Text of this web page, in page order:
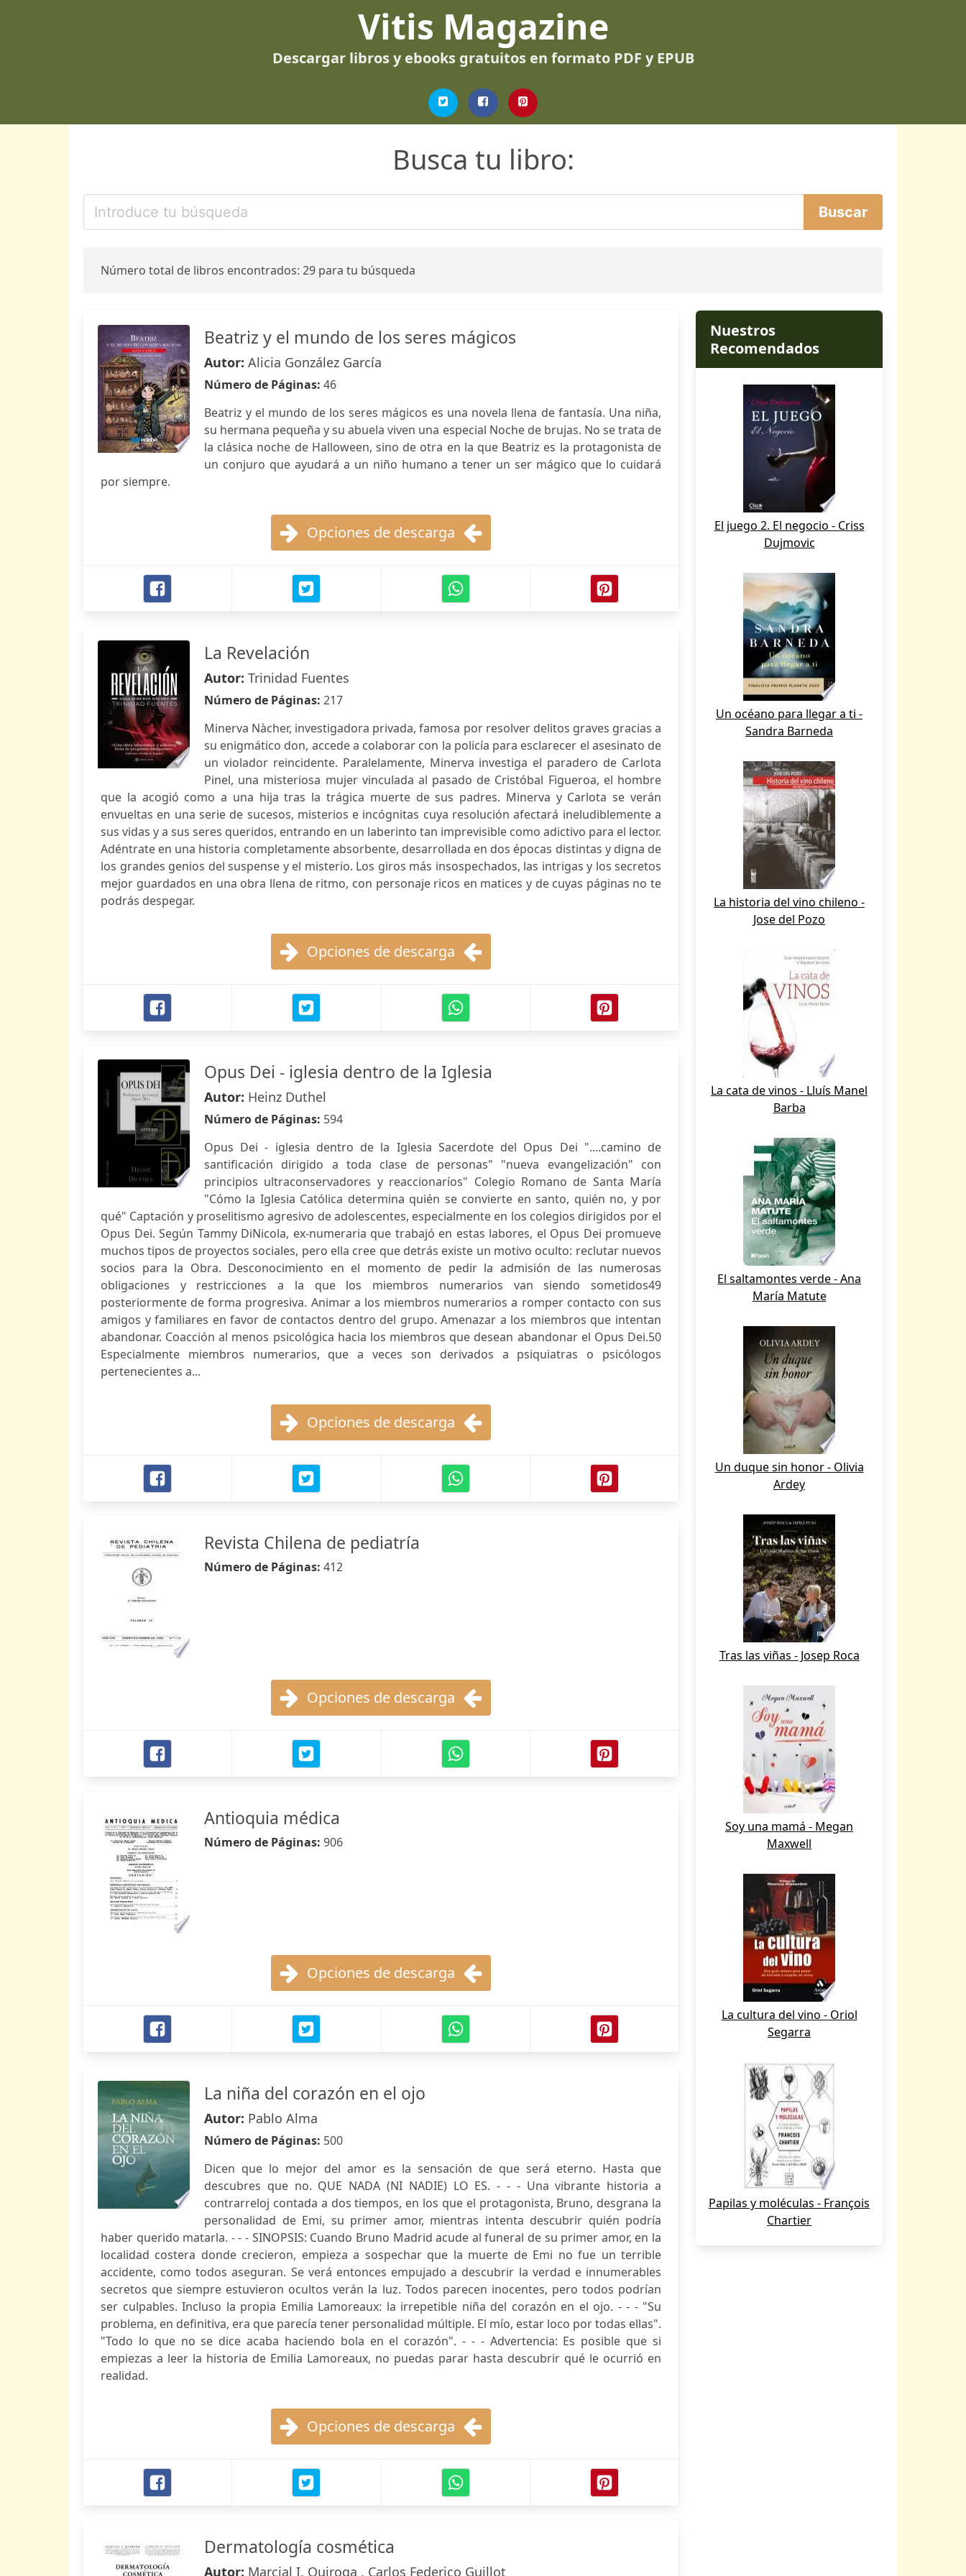
Vitis Magazine
Descargar libros y ebooks gratuitos en formato PDF y EPUB
Busca tu libro:
Número total de libros encontrados: 29 para tu búsqueda
Beatriz y el mundo de los seres mágicos
Autor: Alicia González García
Número de Páginas: 46
Beatriz y el mundo de los seres mágicos es una novela llena de fantasía. Una niña,
su hermana pequeña y su abuela viven una especial Noche de brujas. No se trata de
la clásica noche de Halloween, sino de otra en la que Beatriz es la protagonista de
un conjuro que ayudará a un niño humano a tener un ser mágico que lo cuidará
por siempre.
Opciones de descarga
La Revelación
Autor: Trinidad Fuentes
Número de Páginas: 217
Minerva Nàcher, investigadora privada, famosa por resolver delitos graves gracias a
su enigmático don, accede a colaborar con la policía para esclarecer el asesinato de
un violador reincidente. Paralelamente, Minerva investiga el paradero de Carlota
Pinel, una misteriosa mujer vinculada al pasado de Cristóbal Figueroa, el hombre
que la acogió como a una hija tras la trágica muerte de sus padres. Minerva y Carlota se verán
envueltas en una serie de sucesos, misterios e incógnitas cuya resolución afectará ineludiblemente a
sus vidas y a sus seres queridos, entrando en un laberinto tan imprevisible como adictivo para el lector.
Adéntrate en una historia completamente absorbente, desarrollada en dos épocas distintas y digna de
los grandes genios del suspense y el misterio. Los giros más insospechados, las intrigas y los secretos
mejor guardados en una obra llena de ritmo, con personaje ricos en matices y de cuyas páginas no te
podrás despegar.
Opciones de descarga
Opus Dei - iglesia dentro de la Iglesia
Autor: Heinz Duthel
Número de Páginas: 594
Opus Dei - iglesia dentro de la Iglesia Sacerdote del Opus Dei "....camino de
santificación dirigido a toda clase de personas" "nueva evangelización" con
principios ultraconservadores y reaccionaríos" Colegio Romano de Santa María
"Cómo la Iglesia Católica determina quién se convierte en santo, quién no, y por
qué" Captación y proselitismo agresivo de adolescentes, especialmente en los colegios dirigidos por el
Opus Dei. Según Tammy DiNicola, ex-numeraria que trabajó en estas labores, el Opus Dei promueve
muchos tipos de proyectos sociales, pero ella cree que detrás existe un motivo oculto: reclutar nuevos
socios para la Obra. Desconocimiento en el momento de pedir la admisión de las numerosas
obligaciones y restricciones a la que los miembros numerarios van siendo sometidos49
posteriormente de forma progresiva. Animar a los miembros numerarios a romper contacto con sus
amigos y familiares en favor de contactos dentro del grupo. Amenazar a los miembros que intentan
abandonar. Coacción al menos psicológica hacia los miembros que desean abandonar el Opus Dei.50
Especialmente miembros numerarios, que a veces son derivados a psiquiatras o psicólogos
pertenecientes a...
Opciones de descarga
Revista Chilena de pediatría
Número de Páginas: 412
Opciones de descarga
Antioquia médica
Número de Páginas: 906
Opciones de descarga
La niña del corazón en el ojo
Autor: Pablo Alma
Número de Páginas: 500
Dicen que lo mejor del amor es la sensación de que será eterno. Hasta que
descubres que no. QUE NADA (NI NADIE) LO ES. - - - Una vibrante historia a
contrarreloj contada a dos tiempos, en los que el protagonista, Bruno, desgrana la
personalidad de Emi, su primer amor, mientras intenta descubrir quién podría
haber querido matarla. - - - SINOPSIS: Cuando Bruno Madrid acude al funeral de su primer amor, en la
localidad costera donde crecieron, empieza a sospechar que la muerte de Emi no fue un terrible
accidente, como todos aseguran. Se verá entonces empujado a descubrir la verdad e innumerables
secretos que siempre estuvieron ocultos verán la luz. Todos parecen inocentes, pero todos podrían
ser culpables. Incluso la propia Emilia Lamoreaux: la irrepetible niña del corazón en el ojo. - - - "Su
problema, en definitiva, era que parecía tener personalidad múltiple. El mío, estar loco por todas ellas".
"Todo lo que no se dice acaba haciendo bola en el corazón". - - - Advertencia: Es posible que si
empiezas a leer la historia de Emilia Lamoreaux, no puedas parar hasta descubrir qué le ocurrió en
realidad.
Opciones de descarga
Dermatología cosmética
Autor: Marcial I. Quiroga , Carlos Federico Guillot
Nuestros
Recomendados
El juego 2. El negocio - Criss
Dujmovic
Un océano para llegar a ti -
Sandra Barneda
La historia del vino chileno -
Jose del Pozo
La cata de vinos - Lluís Manel
Barba
El saltamontes verde - Ana
María Matute
Un duque sin honor - Olivia
Ardey
Tras las viñas - Josep Roca
Soy una mamá - Megan
Maxwell
La cultura del vino - Oriol
Segarra
Papilas y moléculas - François
Chartier